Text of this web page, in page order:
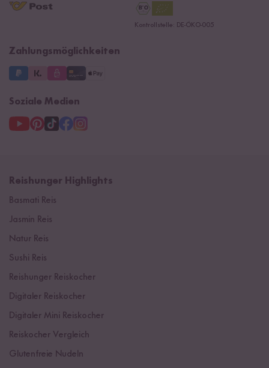
Reishunger Gutscheine
Kontrollstelle: DE-ÖKO-005
Zahlungsmöglichkeiten
Soziale Medien
Reishunger Highlights
Basmati Reis
Jasmin Reis
Natur Reis
Sushi Reis
Reishunger Reiskocher
Digitaler Reiskocher
Digitaler Mini Reiskocher
Reiskocher Vergleich
Glutenfreie Nudeln